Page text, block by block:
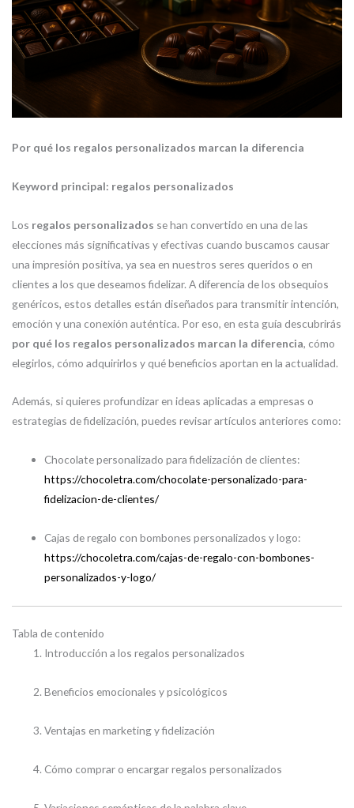
Por qué los regalos personalizados marcan la diferencia
Keyword principal: regalos personalizados
Los regalos personalizados se han convertido en una de las
elecciones más significativas y efectivas cuando buscamos causar
una impresión positiva, ya sea en nuestros seres queridos o en
clientes a los que deseamos fidelizar. A diferencia de los obsequios
genéricos, estos detalles están diseñados para transmitir intención,
emoción y una conexión auténtica. Por eso, en esta guía descubrirás
por qué los regalos personalizados marcan la diferencia, cómo
elegirlos, cómo adquirirlos y qué beneficios aportan en la actualidad.
Además, si quieres profundizar en ideas aplicadas a empresas o
estrategias de fidelización, puedes revisar artículos anteriores como:
Chocolate personalizado para fidelización de clientes:
https://chocoletra.com/chocolate-personalizado-para-
fidelizacion-de-clientes/
Cajas de regalo con bombones personalizados y logo:
https://chocoletra.com/cajas-de-regalo-con-bombones-
personalizados-y-logo/
Tabla de contenido
Introducción a los regalos personalizados
Beneficios emocionales y psicológicos
Ventajas en marketing y fidelización
Cómo comprar o encargar regalos personalizados